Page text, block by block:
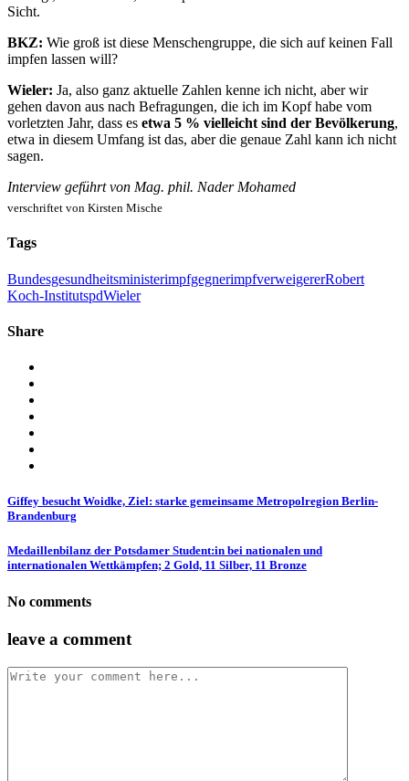
Sicht.
BKZ: Wie groß ist diese Menschengruppe, die sich auf keinen Fall
impfen lassen will?
Wieler: Ja, also ganz aktuelle Zahlen kenne ich nicht, aber wir
gehen davon aus nach Befragungen, die ich im Kopf habe vom
vorletzten Jahr, dass es etwa 5 % vielleicht sind der Bevölkerung,
etwa in diesem Umfang ist das, aber die genaue Zahl kann ich nicht
sagen.
Interview geführt von Mag. phil. Nader Mohamed
verschriftet von Kirsten Mische
Tags
BundesgesundheitsministerimpfgegnerimpfverweigererRobert
Koch-InstitutspdWieler
Share
Giffey besucht Woidke, Ziel: starke gemeinsame Metropolregion Berlin-
Brandenburg
Medaillenbilanz der Potsdamer Student:in bei nationalen und
internationalen Wettkämpfen; 2 Gold, 11 Silber, 11 Bronze
No comments
leave a comment